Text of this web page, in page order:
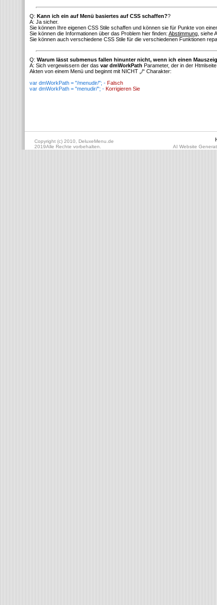
Q: Kann ich ein auf Menü basiertes auf CSS schaffen??
A: Ja sicher.
Sie können Ihre eigenen CSS Stile schaffen und können sie für Punkte von
Sie können die Informationen über das Problem hier finden: Abstimmung , siehe
Sie können auch verschiedene CSS Stile für die verschiedenen Funktionen
Q: Warum lässt submenus fallen hinunter nicht, wenn ich einen
A: Sich vergewissern der das var dmWorkPath Parameter, der in der
Akten von einem Menü und beginnt mit NICHT „/“ Charakter:
var dmWorkPath = "/menudir/"; - Falsch
var dmWorkPath = "menudir/"; - Korrigieren Sie
Copyright (c) 2010, DeluxeMenu.de
2019Alle Rechte vorbehalten. AI Website